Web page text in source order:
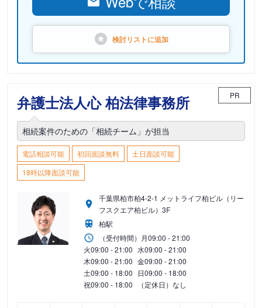
検討リストに追加
弁護士法人心 柏法律事務所 PR
相続案件のための「相続チーム」が担当
電話相談可能 初回面談無料
土日面談可能
18時以降面談可能
千葉県柏市柏4-2-1 メットライフ柏ビル（リー
フスクエア柏ビル）3F
柏駅
（受付時間） 月09:00 - 21:00
火09:00 - 21:00 水09:00 - 21:00
木09:00 - 21:00 金09:00 - 21:00
土09:00 - 18:00 日09:00 - 18:00
祝09:00 - 18:00 （定休日）なし